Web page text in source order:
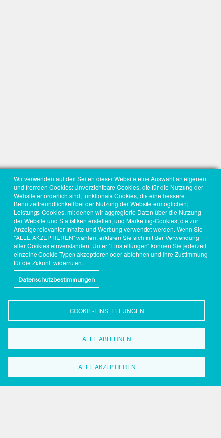
Wir verwenden auf den Seiten dieser Website eine Auswahl an eigenen
und fremden Cookies: Unverzichtbare Cookies, die für die Nutzung der
Website erforderlich sind; funktionale Cookies, die eine bessere
Benutzerfreundlichkeit bei der Nutzung der Website ermöglichen;
Leistungs-Cookies, mit denen wir aggregierte Daten über die Nutzung
der Website und Statistiken erstellen; und Marketing-Cookies, die zur
Anzeige relevanter Inhalte und Werbung verwendet werden. Wenn Sie
"ALLE AKZEPTIEREN" wählen, erklären Sie sich mit der Verwendung
aller Cookies einverstanden. Unter "Einstellungen" können Sie jederzeit
einzelne Cookie-Typen akzeptieren oder ablehnen und Ihre Zustimmung
für die Zukunft widerrufen.
Datenschutzbestimmungen
COOKIE-EINSTELLUNGEN
ALLE ABLEHNEN
ALLE AKZEPTIEREN
Wirtschaftsförderung
Dortmund
44147 Dortmund
Tel.: 0231.50 2 20 59